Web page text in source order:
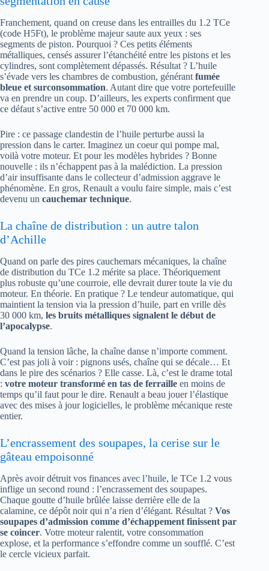
Franchement, quand on creuse dans les entrailles du 1.2 TCe
(code H5Ft), le problème majeur saute aux yeux : ses
segments de piston. Pourquoi ? Ces petits éléments
métalliques, censés assurer l’étanchéité entre les pistons et les
cylindres, sont complètement dépassés. Résultat ? L’huile
s’évade vers les chambres de combustion, générant fumée
bleue et surconsommation. Autant dire que votre portefeuille
va en prendre un coup. D’ailleurs, les experts confirment que
ce défaut s’active entre 50 000 et 70 000 km.
Pire : ce passage clandestin de l’huile perturbe aussi la
pression dans le carter. Imaginez un coeur qui pompe mal,
voilà votre moteur. Et pour les modèles hybrides ? Bonne
nouvelle : ils n’échappent pas à la malédiction. La pression
d’air insuffisante dans le collecteur d’admission aggrave le
phénomène. En gros, Renault a voulu faire simple, mais c’est
devenu un cauchemar technique.
La chaîne de distribution : un autre talon
d’Achille
Quand on parle des pires cauchemars mécaniques, la chaîne
de distribution du TCe 1.2 mérite sa place. Théoriquement
plus robuste qu’une courroie, elle devrait durer toute la vie du
moteur. En théorie. En pratique ? Le tendeur automatique, qui
maintient la tension via la pression d’huile, part en vrille dès
30 000 km, les bruits métalliques signalent le début de
l’apocalypse.
Quand la tension lâche, la chaîne danse n’importe comment.
C’est pas joli à voir : pignons usés, chaîne qui se décale… Et
dans le pire des scénarios ? Elle casse. Là, c’est le drame total
: votre moteur transformé en tas de ferraille en moins de
temps qu’il faut pour le dire. Renault a beau jouer l’élastique
avec des mises à jour logicielles, le problème mécanique reste
entier.
L’encrassement des soupapes, la cerise sur le
gâteau empoisonné
Après avoir détruit vos finances avec l’huile, le TCe 1.2 vous
inflige un second round : l’encrassement des soupapes.
Chaque goutte d’huile brûlée laisse derrière elle de la
calamine, ce dépôt noir qui n’a rien d’élégant. Résultat ? Vos
soupapes d’admission comme d’échappement finissent par
se coincer. Votre moteur ralentit, votre consommation
explose, et la performance s’effondre comme un soufflé. C’est
le cercle vicieux parfait.